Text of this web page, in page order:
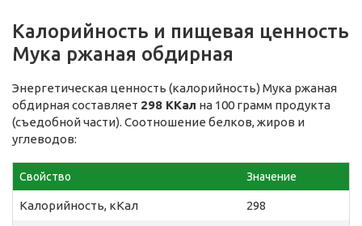
Калорийность и пищевая ценность
Мука ржаная обдирная
Энергетическая ценность (калорийность) Мука ржаная
обдирная составляет 298 ККал на 100 грамм продукта
(съедобной части). Соотношение белков, жиров и
углеводов:
Свойство Значение
Калорийность, кКал 298